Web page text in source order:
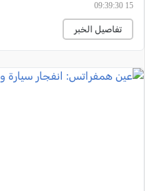
15 09:39:30
تفاصيل الخبر